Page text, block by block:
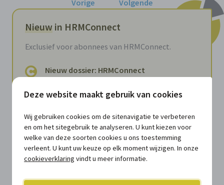
Deze website maakt gebruik van cookies
Wij gebruiken cookies om de sitenavigatie te verbeteren
en om het sitegebruik te analyseren. U kunt kiezen voor
welke van deze soorten cookies u ons toestemming
verleent. U kunt uw keuze op elk moment wijzigen. In onze
cookieverklaring vindt u meer informatie.
Vorige Volgende
Nieuw in HRMConnect
Exclusief voor abonnees van HRMConnect.
Nieuw dossier: HRMConnect
Verzamelmap
Zes dingen die je als hr-professional
moet weten over ethisch AI-gebruik
Document
Feedbackgesprekken in lokale
belangrijker wordt dan uniformiteit